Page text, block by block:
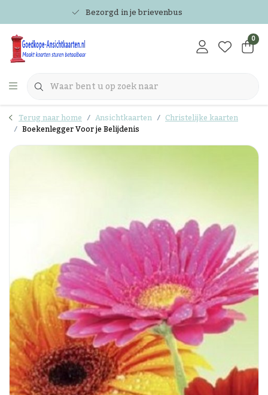
Bezorgd in je brievenbus
0
Terug naar home Ansichtkaarten Christelijke kaarten
Boekenlegger Voor je Belijdenis